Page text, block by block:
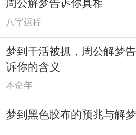
周公解梦告诉你真相
八字运程
梦到干活被抓，周公解梦告
诉你的含义
本命年
梦到黑色胶布的预兆与解梦